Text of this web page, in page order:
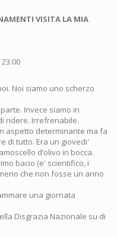
VISITA LA MIA
Noi siamo uno scherzo
Invece siamo in
ridere. Irrefrenabile.
aspetto determinante ma fa
di tutto. Era un giovedi'
d’olivo in bocca.
bacio (e' scientifico, i
che non fosse un anno
una giornata
Disgrazia Nazionale su di